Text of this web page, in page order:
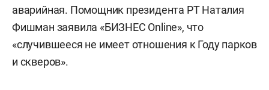
аварийная. Помощник президента РТ Наталия
Фишман заявила «БИЗНЕС Online», что
«случившееся не имеет отношения к Году парков
и скверов».